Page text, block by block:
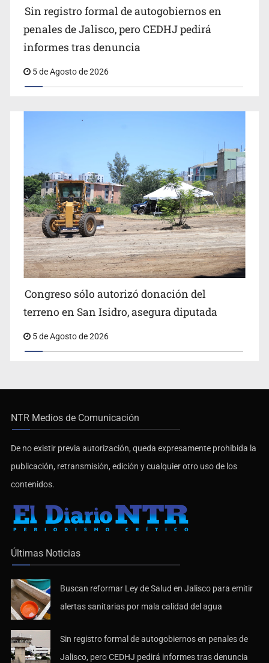
Buscan reformar Ley de Salud en Jalisco para emitir
alertas sanitarias por mala calidad del agua
Sin registro formal de autogobiernos en
penales de Jalisco, pero CEDHJ pedirá
informes tras denuncia
5 de Agosto de 2026
Congreso sólo autorizó donación del
terreno en San Isidro, asegura diputada
5 de Agosto de 2026
NTR Medios de Comunicación
De no existir previa autorización, queda expresamente prohibida la
publicación, retransmisión, edición y cualquier otro uso de los
contenidos.
Últimas Noticias
Buscan reformar Ley de Salud en Jalisco para emitir
alertas sanitarias por mala calidad del agua
Sin registro formal de autogobiernos en penales de
Jalisco, pero CEDHJ pedirá informes tras denuncia